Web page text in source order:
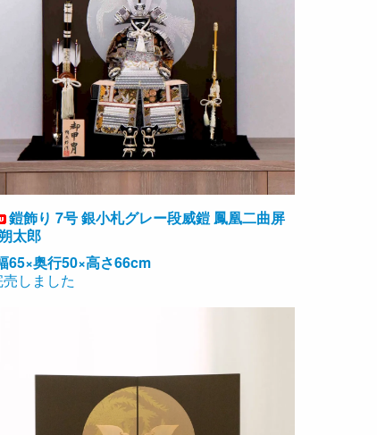
鎧飾り 7号 銀小札グレー段威鎧 鳳凰二曲屏
太郎
65×奥行50×高さ66cm
売しました